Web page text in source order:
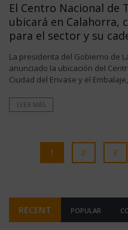
El Centro Nacional de
ubicará en Calahorra,
para el sector y su
La presidenta del Gobierno de
anunciado la ubicación del
Ciudad del Envase y el
LEER MÁS
1 2 3
RECENT POPULAR